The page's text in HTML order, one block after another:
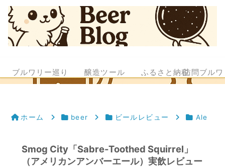
ブルワリー巡り 醸造ツール ふるさと納税訪問ブル
ホーム beer ビールレビュー Ale
Smog City「Sabre-Toothed Squirrel」
（アメリカンアンバーエール）実飲レビュー